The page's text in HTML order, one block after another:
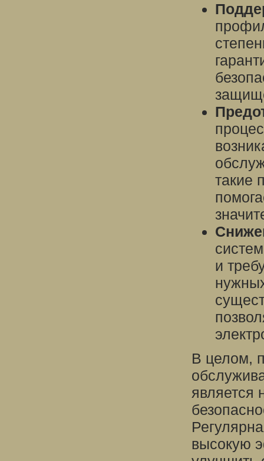
такие
и
В целом,
является
высокую